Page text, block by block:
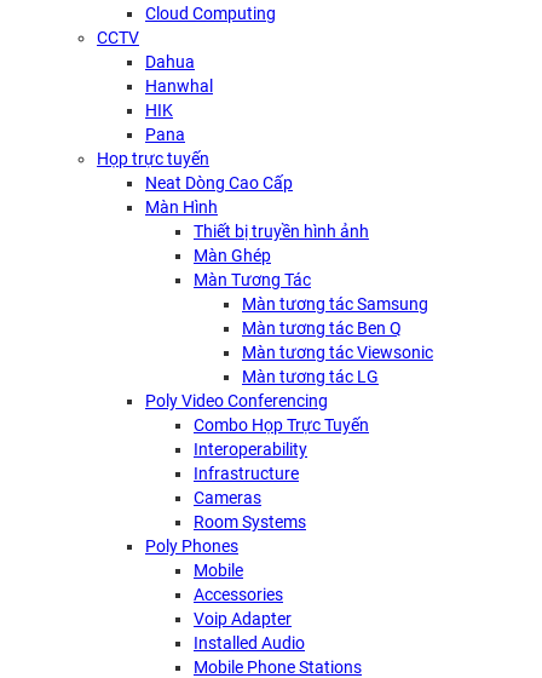
Cloud Computing
CCTV
Dahua
Hanwhal
HIK
Pana
Họp trực tuyến
Neat Dòng Cao Cấp
Màn Hình
Thiết bị truyền hình ảnh
Màn Ghép
Màn Tương Tác
Màn tương tác Samsung
Màn tương tác Ben Q
Màn tương tác Viewsonic
Màn tương tác LG
Poly Video Conferencing
Combo Họp Trực Tuyến
Interoperability
Infrastructure
Cameras
Room Systems
Poly Phones
Mobile
Accessories
Voip Adapter
Installed Audio
Mobile Phone Stations